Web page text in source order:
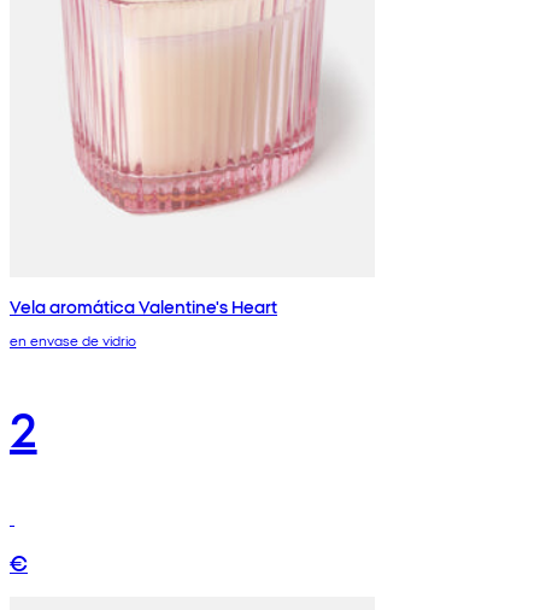
Vela aromática Valentine's Heart
en envase de vidrio
2
€